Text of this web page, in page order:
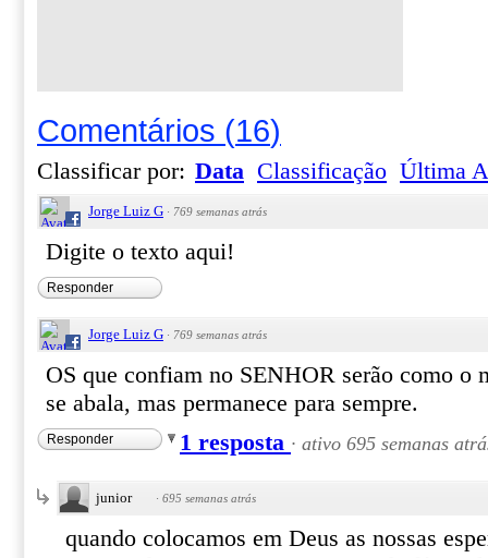
Comentários (16)
Classificar por: Data Classificação Última
Jorge Luiz G · 769 semanas atrás
Digite o texto aqui!
Responder
Jorge Luiz G · 769 semanas atrás
OS que confiam no SENHOR serão como o
se abala, mas permanece para sempre.
Responder 1 resposta · ativo 695 semanas
junior · 695 semanas atrás
quando colocamos em Deus as nossas